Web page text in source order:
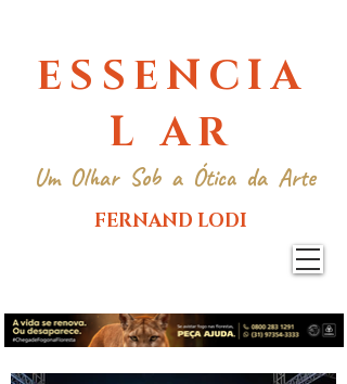
ESSENCIA
L AR
Um Olhar Sob a Ótica da Arte
FERNAND LODI